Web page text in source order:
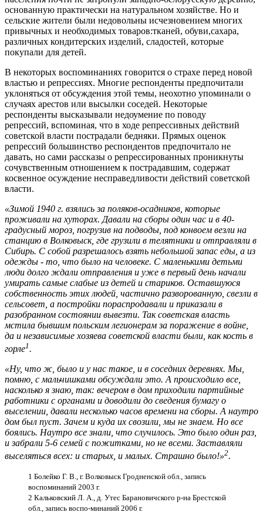
основанную практически на натуральном хозяйстве. Но и
сельские жители были недовольны исчезновением многих
привычных и необходимых товаров:тканей, обуви,сахара,
различных кондитерских изделий, сладостей, которые
покупали для детей.
В некоторых воспоминаниях говорится о страхе перед новой
властью и репрессиях. Многие респонденты предпочитали
уклоняться от обсуждения этой темы, неохотно упоминали о
случаях арестов или высылки соседей. Некоторые
респонденты высказывали недоумение по поводу
репрессий, вспоминая, что в ходе репрессивных действий
советской власти пострадали бедняки. Прямых оценок
репрессий большинство респондентов предпочитало не
давать, но сами рассказы о репрессированных проникнуты
сочувственным отношением к пострадавшим, содержат
косвенное осуждение несправедливости действий советской
власти.
«Зимой 1940 г. взялись за поляков-осадников, которые
проживали на хуторах. Давали на сборы один час и в 40-
градусный мороз, погрузив на подводы, под конвоем везли на
станцию в Волковыск, где грузили в телятники и отправляли в
Сибирь. С собой разрешалось взять небольшой запас еды, а из
одежды - то, что было на человеке. С маленькими детьми
люди долго ждали отправления и уже в первый день начали
умирать самые слабые из детей и стариков. Оставшуюся
собственность этих людей, частично разворованную, свезли в
сельсовет, а постройки пораспродавали и приказали в
разобранном состоянии вывезти. Так советская власть
мстила бывшим польским легионерам за поражение в войне,
да и независимые хозяева советской власти были, как кость в
горле1.
«Ну, что ж, было и у нас такое, и в соседних деревнях. Мы,
помню, с мальчишками обсуждали это. А происходило все,
насколько я знаю, так: вечером в дом приходили партийные
работники с органами и доводили до сведения бумагу о
выселении, давали несколько часов времени на сборы. А наутро
дом был пуст. Зачем и куда их свозили, мы не знаем. Но все
боялись. Наутро все знали, что случилось. Это было один раз,
и забрали 5-6 семей с пожитками, но не всеми. Заставляли
выселяться всех: и старых, и малых. Страшно было!»2.
1 Болейко Г. В., г. Волковыск Гродненской обл., запись
воспоминаний 2003 г.
2 Кальковский Л. А., д. Утес Барановичского р-на Брестской
обл., запись воспо-минаний 2006 г.